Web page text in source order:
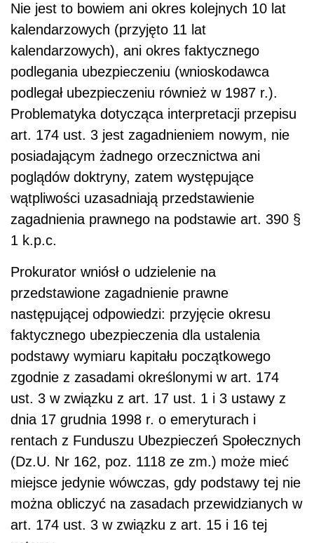
Nie jest to bowiem ani okres kolejnych 10 lat
kalendarzowych (przyjęto 11 lat
kalendarzowych), ani okres faktycznego
podlegania ubezpieczeniu (wnioskodawca
podlegał ubezpieczeniu również w 1987 r.).
Problematyka dotycząca interpretacji przepisu
art. 174 ust. 3 jest zagadnieniem nowym, nie
posiadającym żadnego orzecznictwa ani
poglądów doktryny, zatem występujące
wątpliwości uzasadniają przedstawienie
zagadnienia prawnego na podstawie art. 390 §
1 k.p.c.
Prokurator wniósł o udzielenie na
przedstawione zagadnienie prawne
następującej odpowiedzi: przyjęcie okresu
faktycznego ubezpieczenia dla ustalenia
podstawy wymiaru kapitału początkowego
zgodnie z zasadami określonymi w art. 174
ust. 3 w związku z art. 17 ust. 1 i 3 ustawy z
dnia 17 grudnia 1998 r. o emeryturach i
rentach z Funduszu Ubezpieczeń Społecznych
(Dz.U. Nr 162, poz. 1118 ze zm.) może mieć
miejsce jedynie wówczas, gdy podstawy tej nie
można obliczyć na zasadach przewidzianych w
art. 174 ust. 3 w związku z art. 15 i 16 tej